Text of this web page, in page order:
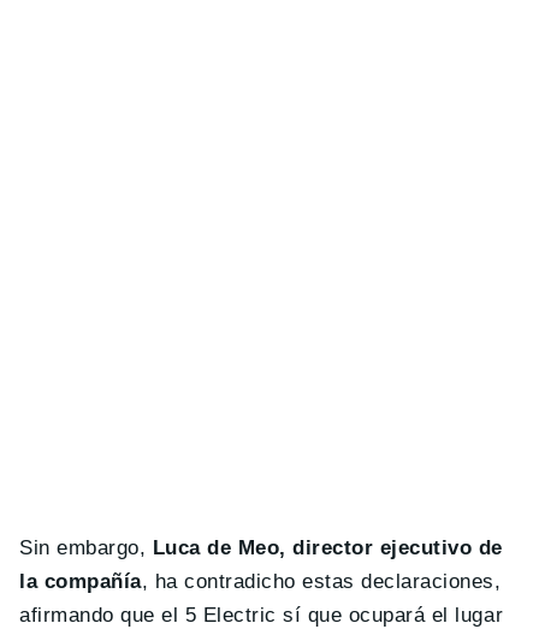
Sin embargo, Luca de Meo, director ejecutivo de
la compañía, ha contradicho estas declaraciones,
afirmando que el 5 Electric sí que ocupará el lugar